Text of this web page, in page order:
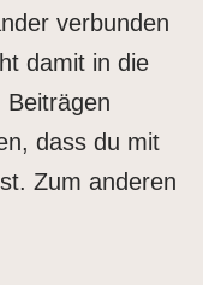
verbunden
damit in die
Beiträgen
dass du mit
Zum anderen